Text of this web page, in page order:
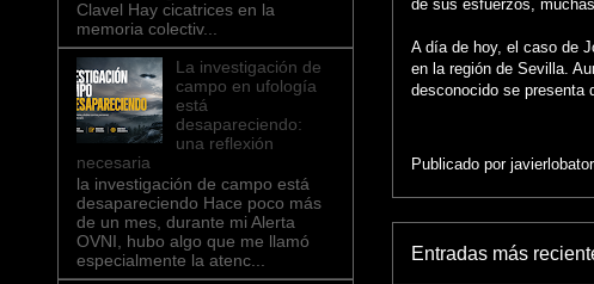
de sus esfuerzos,
A día de hoy, el caso de
en la región de Sevilla.
desconocido se presenta
Publicado por
Entradas más
Clavel ​Hay cicatrices en la
memoria colectiv...
La investigación de
campo en ufología
está
desapareciendo:
una reflexión
necesaria
la investigación de campo está
desapareciendo Hace poco más
de un mes, durante mi Alerta
OVNI, hubo algo que me llamó
especialmente la atenc...